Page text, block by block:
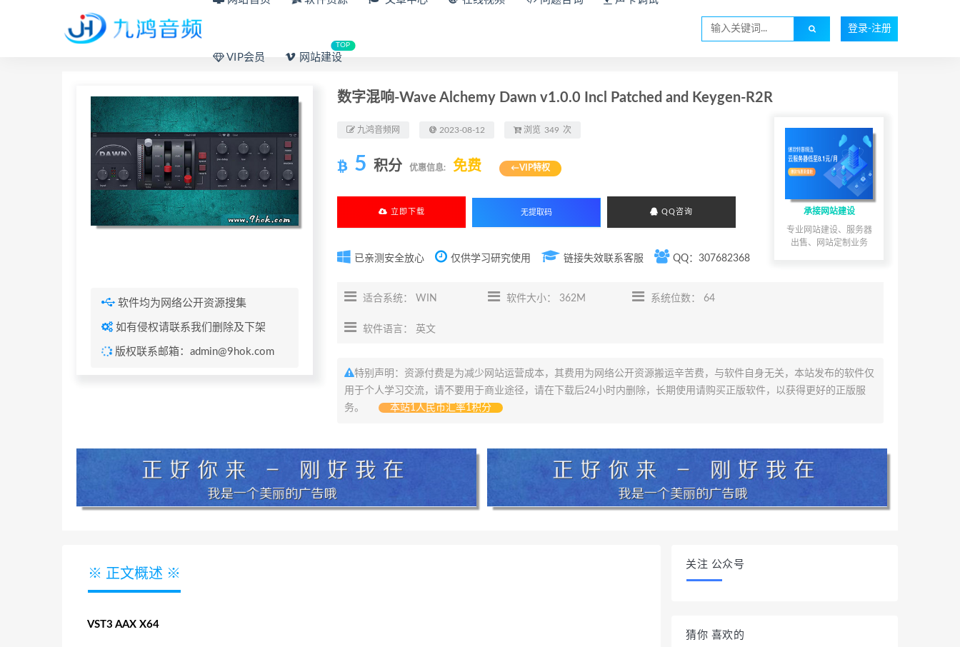
VIP会员 网站建设
TOP
登录-注册
软件均为网络公开资源搜集
如有侵权请联系我们删除及下架
版权联系邮箱：admin@9hok.com
数字混响-Wave Alchemy Dawn v1.0.0 Incl Patched and Keygen-R2R
九鸿音频网 2023-08-12 浏览 349 次
承接网站建设
专业网站建设、服务器
出售、网站定制业务
5 积分 优惠信息: 免费 ←VIP特权
立即下载 QQ咨询
已亲测安全放心 仅供学习研究使用 链接失效联系客服 QQ：307682368
适合系统： WIN 软件大小： 362M 系统位数： 64
软件语言： 英文
特别声明：资源付费是为减少网站运营成本，其费用为网络公开资源搬运辛苦费，与软件自身无关，本站发布的软件仅
用于个人学习交流，请不要用于商业途径，请在下载后24小时内删除，长期使用请购买正版软件，以获得更好的正版服
务。
本站1人民币汇率1积分
※ 正文概述 ※
VST3 AAX X64
关注 公众号
猜你 喜欢的